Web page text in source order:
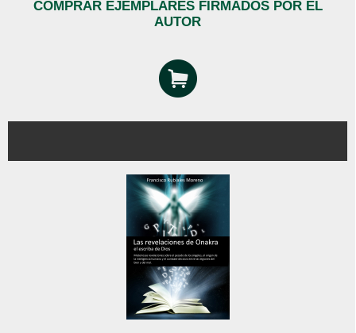
COMPRAR EJEMPLARES FIRMADOS POR EL
AUTOR